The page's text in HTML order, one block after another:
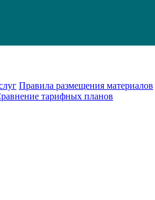
Правила размещения материалов
тарифных планов